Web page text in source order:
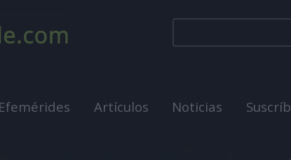
Efemérides Artículos Noticias